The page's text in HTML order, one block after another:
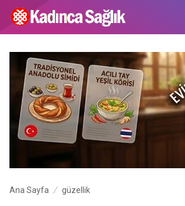
Ana Sayfa güzellik